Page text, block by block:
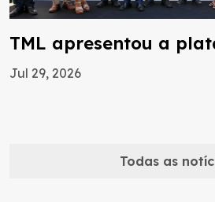
TML apresentou a
Jul 29, 2026
Todas as